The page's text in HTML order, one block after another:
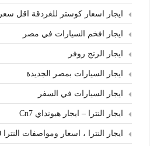
ايجار اسعار كوستر للغردقة اقل سعر
ايجار افخم السيارات في مصر
ايجار الرنج روفر
ايجار السيارات بمصر الجديدة
ايجار السيارات في السفر
ايجار النترا – ايجار هيونداي Cn7
ايجار النترا ، اسعار ومواصفات النترا 2020